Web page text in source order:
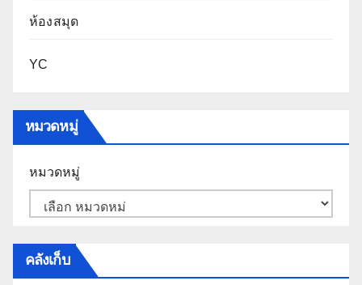
ห้องสมุด
YC
หมวดหมู่
หมวดหมู่
คลังเก็บ